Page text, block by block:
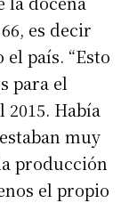
es decir
país. “Esto
para el
Había
muy
producción
el propio